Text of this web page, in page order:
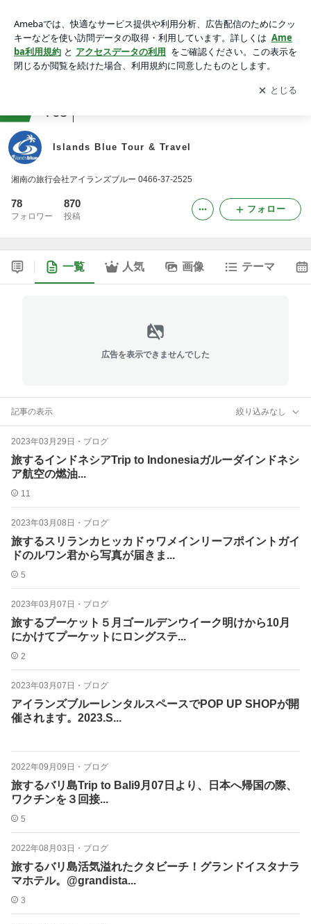
アプリをダウンロードして ブログの更新通知
を受け取りまし
ょう。
開く
763
Islands Blue Tour & Travel
湘南の旅行会社アイランズブルー 0466-37-2525
78
フォロワー
870
投稿
フォロー
一覧 人気 画像 テーマ
広告を表示できませんでした
記事の表示 絞り込みなし
2023年03月29日 ・ ブログ
旅するインドネシアTrip to Indonesiaガルーダインドネシ
ア航空の燃油...
11
2023年03月08日 ・ ブログ
旅するスリランカヒッカドゥワメインリーフポイントガイ
ドのルワン君から写真が届きま...
5
2023年03月07日 ・ ブログ
旅するプーケット５月ゴールデンウイーク明けから10月
にかけてプーケットにロングステ...
2
2023年03月07日 ・ ブログ
アイランズブルーレンタルスペースでPOP UP SHOPが開
催されます。2023.S...
2022年09月09日 ・ ブログ
旅するバリ島Trip to Bali9月07日より、日本へ帰国の際、
ワクチンを３回接...
5
2022年08月03日 ・ ブログ
旅するバリ島活気溢れたクタビーチ！グランドイスタナラ
マホテル。@grandista...
3